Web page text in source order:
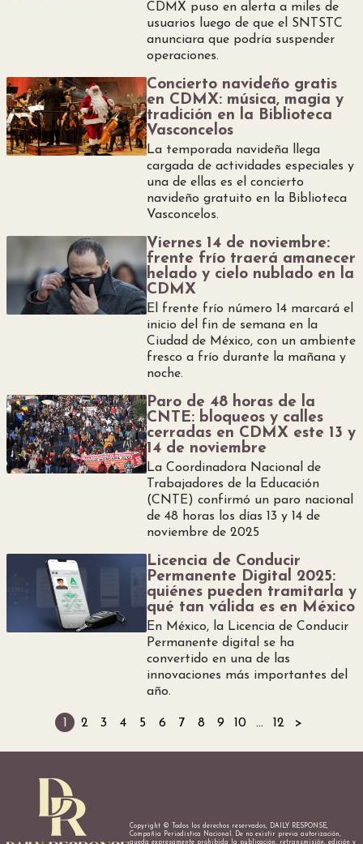
CDMX puso en alerta a miles de
usuarios luego de que el SNTSTC
anunciara que podría suspender
operaciones.
Concierto navideño gratis
en CDMX: música, magia y
tradición en la Biblioteca
Vasconcelos
La temporada navideña llega
cargada de actividades especiales y
una de ellas es el concierto
navideño gratuito en la Biblioteca
Vasconcelos.
Viernes 14 de noviembre:
frente frío traerá amanecer
helado y cielo nublado en la
CDMX
El frente frío número 14 marcará el
inicio del fin de semana en la
Ciudad de México, con un ambiente
fresco a frío durante la mañana y
noche.
Paro de 48 horas de la
CNTE: bloqueos y calles
cerradas en CDMX este 13 y
14 de noviembre
La Coordinadora Nacional de
Trabajadores de la Educación
(CNTE) confirmó un paro nacional
de 48 horas los días 13 y 14 de
noviembre de 2025
Licencia de Conducir
Permanente Digital 2025:
quiénes pueden tramitarla y
qué tan válida es en México
En México, la Licencia de Conducir
Permanente digital se ha
convertido en una de las
innovaciones más importantes del
año.
1 2 3 4 5 6 7 8 9 10 … 12 >
Copyright © Todos los derechos reservados, DAILY RESPONSE,
Compañía Periodística Nacional. De no existir previa autorización,
queda expresamente prohibida la publicación, retransmisión, edición y